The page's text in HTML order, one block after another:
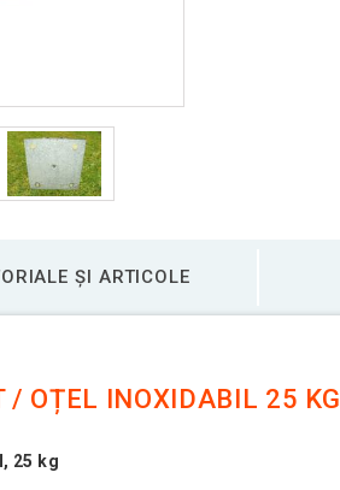
ȘI ARTICOLE
/ OȚEL INOXIDABIL 25 KG
25 kg